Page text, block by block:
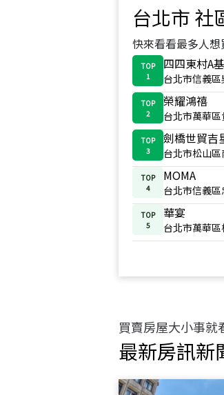
台北市 社
快來看看最多人想
TOP
1
四四東村A
台北市信義
TOP
2
榮耀鴻禧
台北市萬華
TOP
3
劍橋世貿吉
台北市松山
TOP
4
MOMA
台北市信義
TOP
5
華宴
台北市萬華
買賣房屋大小事就
最新房訊新